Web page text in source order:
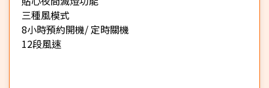
三種風模式
8小時預約開機/ 定時關機
12段風速